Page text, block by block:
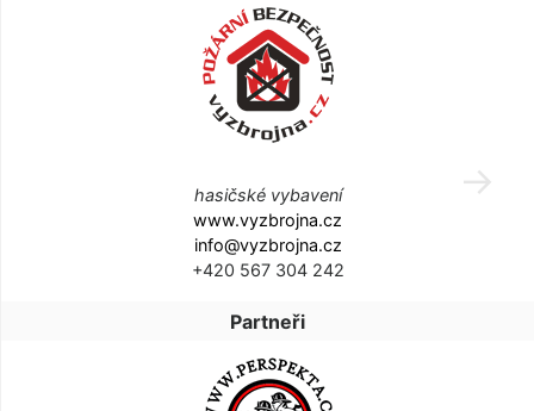
hasičské vybavení
www.vyzbrojna.cz
info@vyzbrojna.cz
+420 567 304 242
Partneři